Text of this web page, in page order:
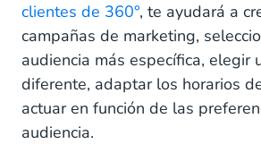
clientes de 360°, te ayudará a
campañas de marketing,
audiencia más específica, elegir
diferente, adaptar los horarios
actuar en función de las
audiencia.